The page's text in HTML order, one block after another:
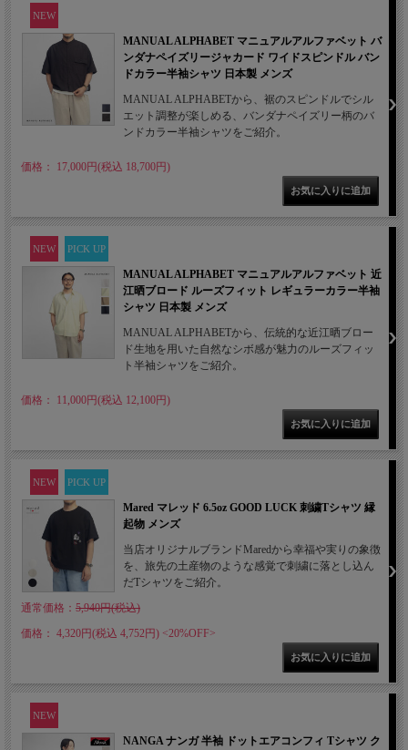
NEW
MANUAL ALPHABET マニュアルアルファベット バ
ンダナペイズリージャカード ワイドスピンドル バン
ドカラー半袖シャツ 日本製 メンズ
MANUAL ALPHABETから、裾のスピンドルでシル
エット調整が楽しめる、バンダナペイズリー柄のバ
ンドカラー半袖シャツをご紹介。
価格： 17,000円(税込 18,700円)
NEW PICK UP
MANUAL ALPHABET マニュアルアルファベット 近
江晒ブロード ルーズフィット レギュラーカラー半袖
シャツ 日本製 メンズ
MANUAL ALPHABETから、伝統的な近江晒ブロー
ド生地を用いた自然なシボ感が魅力のルーズフィッ
ト半袖シャツをご紹介。
価格： 11,000円(税込 12,100円)
NEW PICK UP
Mared マレッド 6.5oz GOOD LUCK 刺繍Tシャツ 縁
起物 メンズ
当店オリジナルブランドMaredから幸福や実りの象徴
を、旅先の土産物のような感覚で刺繍に落とし込ん
だTシャツをご紹介。
通常価格： 5,940円(税込)
価格： 4,320円(税込 4,752円) <20%OFF>
NEW
NANGA ナンガ 半袖 ドットエアコンフィ Tシャツ ク